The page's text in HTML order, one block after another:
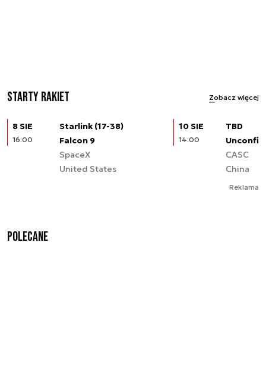
Starty rakiet Zobacz więcej
8 SIE
16:00
Starlink (17-38)
Falcon 9
SpaceX
United States
10 SIE
14:00
TBD
CASC
China
Reklama
Polecane